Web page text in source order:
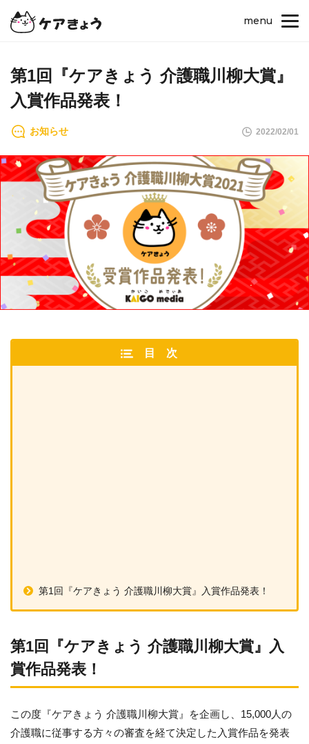
menu
第1回『ケアきょう 介護職川柳大賞』
入賞作品発表！
お知らせ 2022/02/01
目次
第1回『ケアきょう 介護職川柳大賞』入賞作品発表！
第1回『ケアきょう 介護職川柳大賞』入
賞作品発表！
この度『ケアきょう 介護職川柳大賞』を企画し、15,000人の
介護職に従事する方々の審査を経て決定した入賞作品を発表